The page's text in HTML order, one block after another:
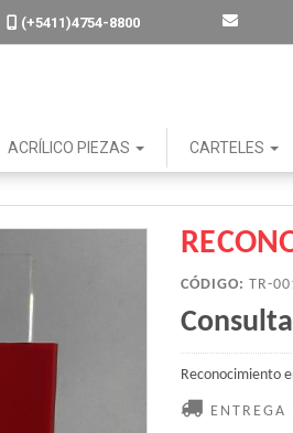
(+5411)4754-8800
ACRÍLICO PIEZAS CARTELES
CÓDIGO: TR-
Reconocimiento